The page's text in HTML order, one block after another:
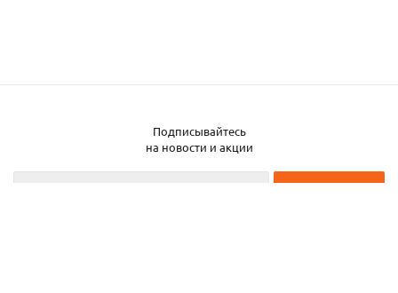
Подписывайтесь
на новости и акции